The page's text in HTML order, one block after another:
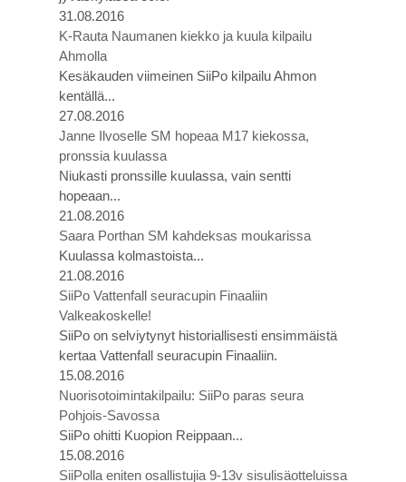
31.08.2016
K-Rauta Naumanen kiekko ja kuula kilpailu
Ahmolla
Kesäkauden viimeinen SiiPo kilpailu Ahmon
kentällä...
27.08.2016
Janne Ilvoselle SM hopeaa M17 kiekossa,
pronssia kuulassa
Niukasti pronssille kuulassa, vain sentti
hopeaan...
21.08.2016
Saara Porthan SM kahdeksas moukarissa
Kuulassa kolmastoista...
21.08.2016
SiiPo Vattenfall seuracupin Finaaliin
Valkeakoskelle!
SiiPo on selviytynyt historiallisesti ensimmäistä
kertaa Vattenfall seuracupin Finaaliin.
15.08.2016
Nuorisotoimintakilpailu: SiiPo paras seura
Pohjois-Savossa
SiiPo ohitti Kuopion Reippaan...
15.08.2016
SiiPolla eniten osallistujia 9-13v sisulisäotteluissa